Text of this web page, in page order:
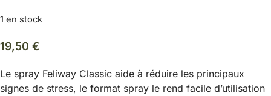
1 en stock
19,50 €
Le spray Feliway Classic aide à réduire les principaux
signes de stress, le format spray le rend facile d’utilisation